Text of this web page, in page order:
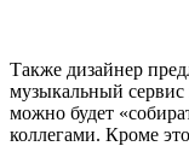
Также дизайнер
музыкальный
можно будет
коллегами. Кроме